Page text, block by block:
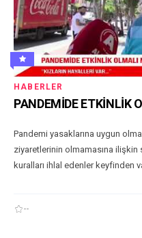
HABERLER
PANDEMİDE ETKİNLİK
Pandemi yasaklarına uygun
ziyaretlerinin olmamasına ilişkin
kuralları ihlal edenler keyfinden
--